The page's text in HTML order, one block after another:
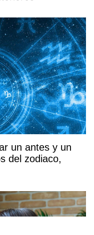
un antes y un
del zodiaco,